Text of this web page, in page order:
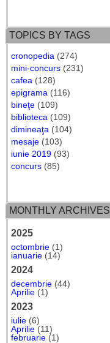
TOPICS BY TAGS
cronopedia (274)
mini-concurs (231)
cafea (128)
epigrama (116)
bineţe (109)
biblioteca (109)
dimineaţa (104)
mesaje (103)
iunie 2019 (93)
concurs (85)
MONTHLY ARCHIVES
2025
octombrie (1)
ianuarie (14)
2024
decembrie (44)
Aprilie (1)
2023
iulie (6)
Aprilie (11)
februarie (1)